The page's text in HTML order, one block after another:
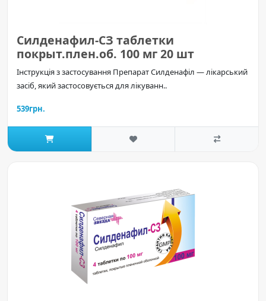
Силденафил-СЗ таблетки
покрыт.плен.об. 100 мг 20 шт
Інструкція з застосування Препарат Силденафіл — лікарський
засіб, який застосовується для лікуванн..
539грн.